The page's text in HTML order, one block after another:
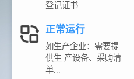
登记证书
正常运行
如生产企业：需要提
供生 产设备、采购清
单...